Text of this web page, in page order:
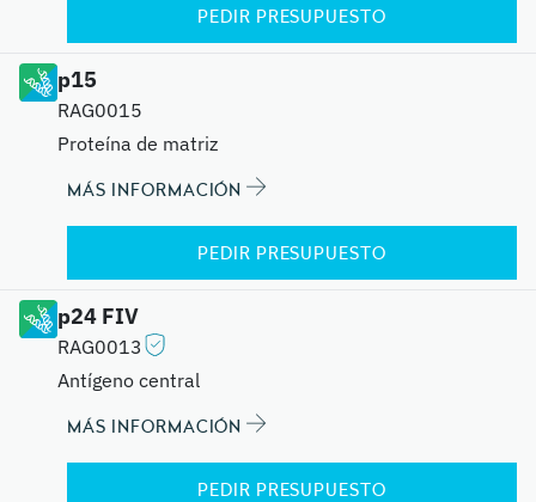
PEDIR PRESUPUESTO
p15
RAG0015
Proteína de matriz
MÁS INFORMACIÓN
PEDIR PRESUPUESTO
p24 FIV
RAG0013
Antígeno central
MÁS INFORMACIÓN
PEDIR PRESUPUESTO